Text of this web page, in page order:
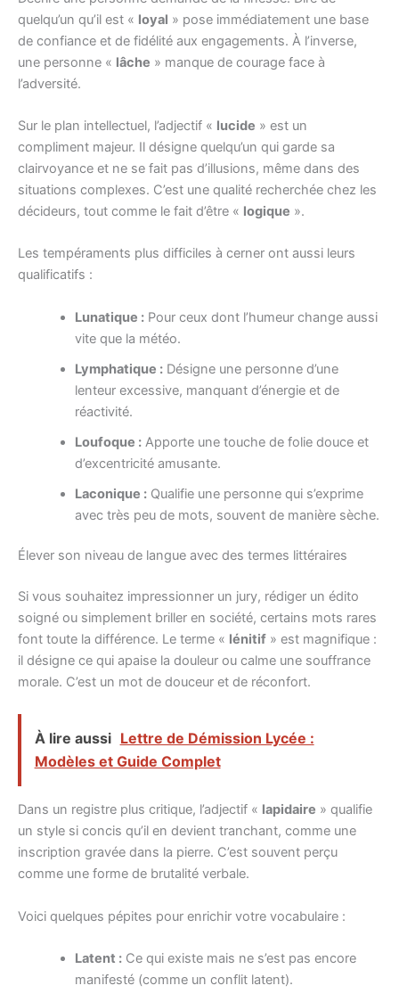
quelqu’un qu’il est « loyal » pose immédiatement une base
de confiance et de fidélité aux engagements. À l’inverse,
une personne « lâche » manque de courage face à
l’adversité.
Sur le plan intellectuel, l’adjectif « lucide » est un
compliment majeur. Il désigne quelqu’un qui garde sa
clairvoyance et ne se fait pas d’illusions, même dans des
situations complexes. C’est une qualité recherchée chez les
décideurs, tout comme le fait d’être « logique ».
Les tempéraments plus difficiles à cerner ont aussi leurs
qualificatifs :
Lunatique :Pour ceux dont l’humeur change aussi
vite que la météo.
Lymphatique :Désigne une personne d’une
lenteur excessive, manquant d’énergie et de
réactivité.
Loufoque :Apporte une touche de folie douce et
d’excentricité amusante.
Laconique :Qualifie une personne qui s’exprime
avec très peu de mots, souvent de manière sèche.
Élever son niveau de langue avec des termes littéraires
Si vous souhaitez impressionner un jury, rédiger un édito
soigné ou simplement briller en société, certains mots rares
font toute la différence. Le terme « lénitif » est magnifique :
il désigne ce qui apaise la douleur ou calme une souffrance
morale. C’est un mot de douceur et de réconfort.
À lire aussi Lettre de Démission Lycée :
Modèles et Guide Complet
Dans un registre plus critique, l’adjectif « lapidaire » qualifie
un style si concis qu’il en devient tranchant, comme une
inscription gravée dans la pierre. C’est souvent perçu
comme une forme de brutalité verbale.
Voici quelques pépites pour enrichir votre vocabulaire :
Latent :Ce qui existe mais ne s’est pas encore
manifesté (comme un conflit latent).